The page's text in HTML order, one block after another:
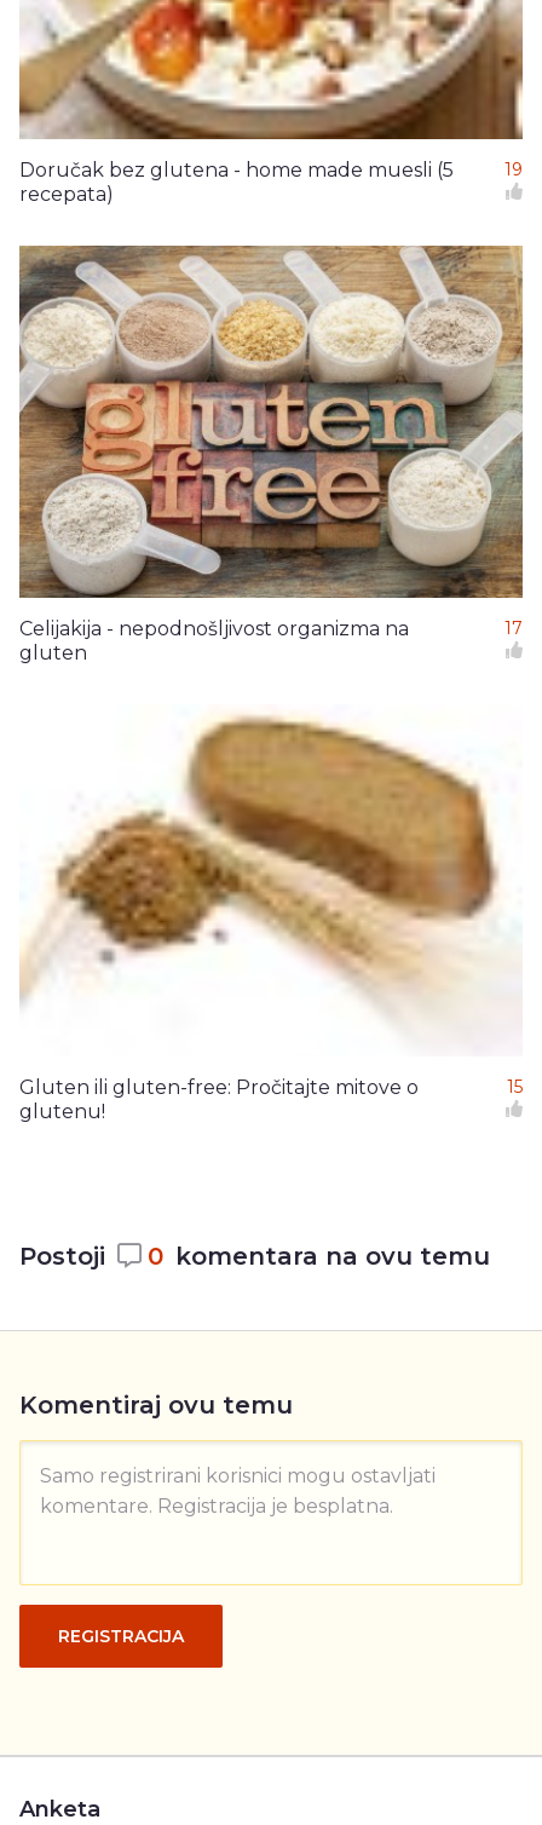
Doručak bez glutena - home made muesli (5
recepata)
19
Celijakija - nepodnošljivost organizma na
gluten
17
Gluten ili gluten-free: Pročitajte mitove o
glutenu!
15
Postoji 0 komentara na ovu temu
Komentiraj ovu temu
Samo registrirani korisnici mogu ostavljati
komentare. Registracija je besplatna.
REGISTRACIJA
Anketa